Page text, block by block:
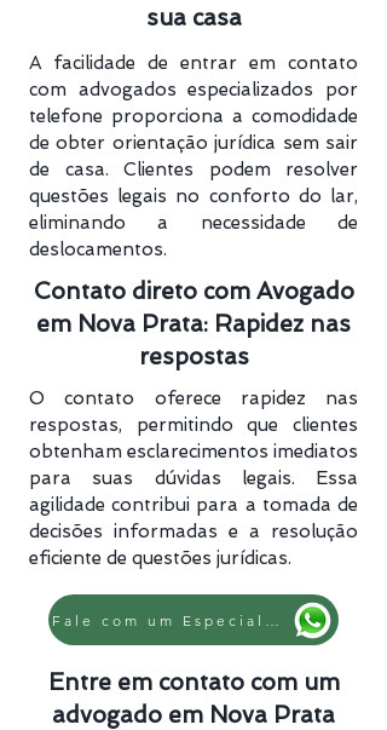
sua casa
A facilidade de entrar em contato
com advogados especializados por
telefone proporciona a comodidade
de obter orientação jurídica sem sair
de casa. Clientes podem resolver
questões legais no conforto do lar,
eliminando a necessidade de
deslocamentos.
Contato direto com Avogado
em Nova Prata: Rapidez nas
respostas
O contato oferece rapidez nas
respostas, permitindo que clientes
obtenham esclarecimentos imediatos
para suas dúvidas legais. Essa
agilidade contribui para a tomada de
decisões informadas e a resolução
eficiente de questões jurídicas.
Entre em contato com um
advogado em Nova Prata